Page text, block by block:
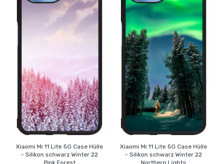
Xiaomi Mi 11 Lite 5G Case Hülle
- Silikon schwarz Winter 22
Xiaomi Mi 11 Lite 5G Case Hülle
- Silikon schwarz Winter 22